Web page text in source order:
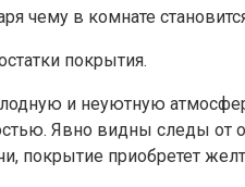
чему в комнате
покрытия.
и неуютную
Явно видны следы
покрытие приобретет